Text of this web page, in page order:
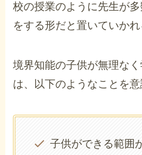
校の授業のように先生が
をする形だと置いていか
境界知能の子供が無理な
は、以下のようなことを意
子供ができる範囲